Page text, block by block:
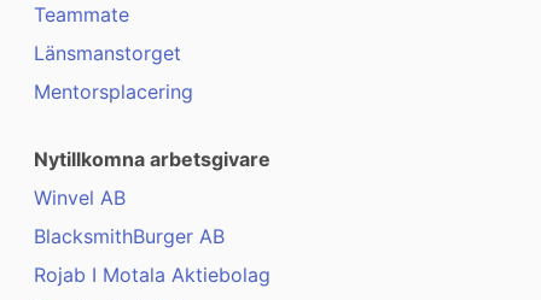
Teammate
Länsmanstorget
Mentorsplacering
Nytillkomna arbetsgivare
Winvel AB
BlacksmithBurger AB
Rojab I Motala Aktiebolag